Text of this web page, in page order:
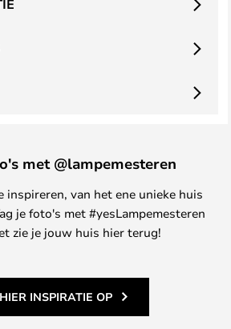
met @lampemesteren
inspireren, van het ene unieke huis
je foto's met #yesLampemesteren
zie je jouw huis hier terug!
INSPIRATIE OP